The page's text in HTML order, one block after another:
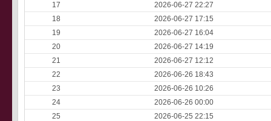
17
2026-06-27 22:27
18
2026-06-27 17:15
19
2026-06-27 16:04
20
2026-06-27 14:19
21
2026-06-27 12:12
22
2026-06-26 18:43
23
2026-06-26 10:26
24
2026-06-26 00:00
25
2026-06-25 22:15